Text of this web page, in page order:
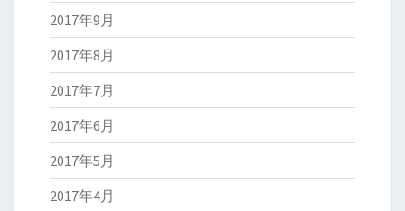
2017年9月
2017年8月
2017年7月
2017年6月
2017年5月
2017年4月